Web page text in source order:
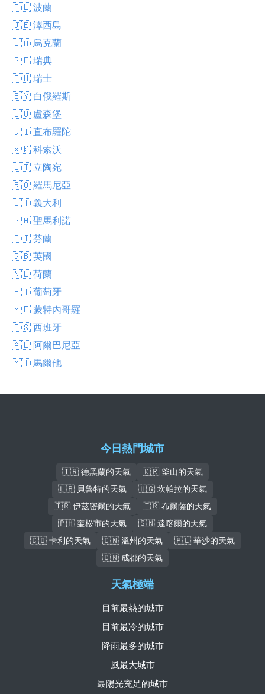
🇵🇱 波蘭
🇯🇪 澤西島
🇺🇦 烏克蘭
🇸🇪 瑞典
🇨🇭 瑞士
🇧🇾 白俄羅斯
🇱🇺 盧森堡
🇬🇮 直布羅陀
🇽🇰 科索沃
🇱🇹 立陶宛
🇷🇴 羅馬尼亞
🇮🇹 義大利
🇸🇲 聖馬利諾
🇫🇮 芬蘭
🇬🇧 英國
🇳🇱 荷蘭
🇵🇹 葡萄牙
🇲🇪 蒙特內哥羅
🇪🇸 西班牙
🇦🇱 阿爾巴尼亞
🇲🇹 馬爾他
今日熱門城市
🇮🇷 德黑蘭的天氣
🇰🇷 釜山的天氣
🇱🇧 貝魯特的天氣
🇺🇬 坎帕拉的天氣
🇹🇷 伊茲密爾的天氣
🇹🇷 布爾薩的天氣
🇵🇭 奎松市的天氣
🇸🇳 達喀爾的天氣
🇨🇴 卡利的天氣
🇨🇳 溫州的天氣
🇵🇱 華沙的天氣
🇨🇳 成都的天氣
天氣極端
目前最熱的城市
目前最冷的城市
降雨最多的城市
風最大城市
最陽光充足的城市